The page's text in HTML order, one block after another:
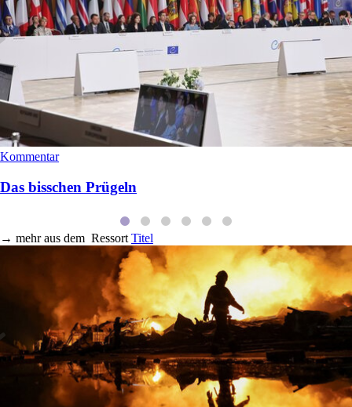
Kommentar
Das bisschen Prügeln
→ mehr aus dem Ressort Titel